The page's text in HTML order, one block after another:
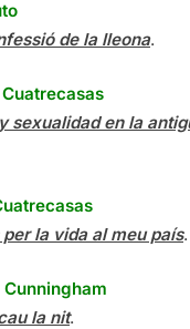
de la lleona.
sexualidad en la
per la vida al meu país.
la nit.